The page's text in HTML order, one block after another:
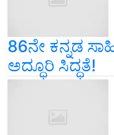
86ನೇ ಕನ್ನಡ
ಅದ್ಧೂರಿ ಸಿದ್ಧತೆ!